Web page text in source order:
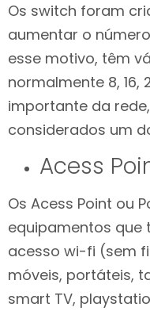
Os switch foram
aumentar o
esse motivo, têm
normalmente 8, 16,
importante da
considerados um
Acess
Os Acess Point ou
equipamentos que
acesso wi-fi (sem
móveis, portáteis,
smart TV,